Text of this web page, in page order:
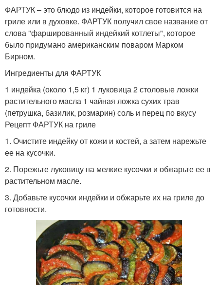
ФАРТУК – это блюдо из индейки, которое готовится на
гриле или в духовке. ФАРТУК получил свое название от
слова "фаршированный индейкий котлеты", которое
было придумано американским поваром Марком
Бирном.
Ингредиенты для ФАРТУК
1 индейка (около 1,5 кг) 1 луковица 2 столовые ложки
растительного масла 1 чайная ложка сухих трав
(петрушка, базилик, розмарин) соль и перец по вкусу
Рецепт ФАРТУК на гриле
1. Очистите индейку от кожи и костей, а затем нарежьте
ее на кусочки.
2. Порежьте луковицу на мелкие кусочки и обжарьте ее в
растительном масле.
3. Добавьте кусочки индейки и обжарьте их на гриле до
готовности.